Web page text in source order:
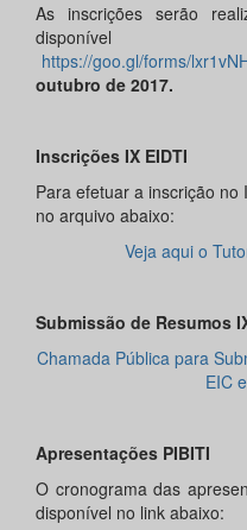
As inscrições serão
https://goo.gl/forms/
outubro de 2017.
Inscrições IX EIDTI
Para efetuar a inscrição no
no arquivo abaixo:
Veja aqui o
Submissão de Resumos
Chamada Pública para
EIC
Apresentações PIBITI
O cronograma das
disponível no link abaixo: